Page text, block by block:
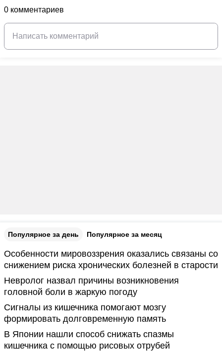
0 комментариев
Популярное за день Популярное за месяц
Особенности мировоззрения оказались связаны со
снижением риска хронических болезней в старости
Невролог назвал причины возникновения
головной боли в жаркую погоду
Сигналы из кишечника помогают мозгу
формировать долговременную память
В Японии нашли способ снижать спазмы
кишечника с помощью рисовых отрубей